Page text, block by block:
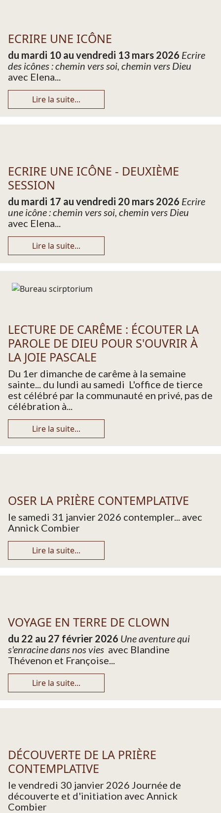
ECRIRE UNE ICÔNE
du mardi 10 au vendredi 13 mars 2026 Ecrire
des icônes : chemin vers soi, chemin vers Dieu
avec Elena...
Lire la suite...
ECRIRE UNE ICÔNE - DEUXIÈME
SESSION
du mardi 17 au vendredi 20 mars 2026 Ecrire
une icône : chemin vers soi, chemin vers Dieu
avec Elena...
Lire la suite...
LECTURE DE CARÊME : ÉCOUTER LA
PAROLE DE DIEU POUR S'OUVRIR À
LA JOIE PASCALE
Du 1er dimanche de carême à la semaine
sainte... du lundi au samedi L'office de tierce
est célébré par la communauté en privé, pas de
célébration à...
Lire la suite...
OSER LA PRIÈRE CONTEMPLATIVE
le samedi 31 janvier 2026 contempler... avec
Annick Combier
Lire la suite...
VOYAGE EN TERRE DE CLOWN
du 22 au 27 février 2026 Une aventure qui
s'enracine dans nos vies avec Blandine
Thévenon et Françoise...
Lire la suite...
DÉCOUVERTE DE LA PRIÈRE
CONTEMPLATIVE
le vendredi 30 janvier 2026 Journée de
découverte et d'initiation avec Annick
Combier